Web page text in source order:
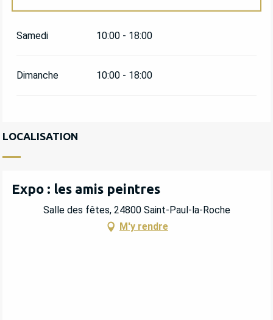
DU15 AOÛT 2026
Samedi 10:00 - 18:00
Dimanche 10:00 - 18:00
LOCALISATION
Expo : les amis peintres
Salle des fêtes, 24800 Saint-Paul-la-Roche
M'y rendre